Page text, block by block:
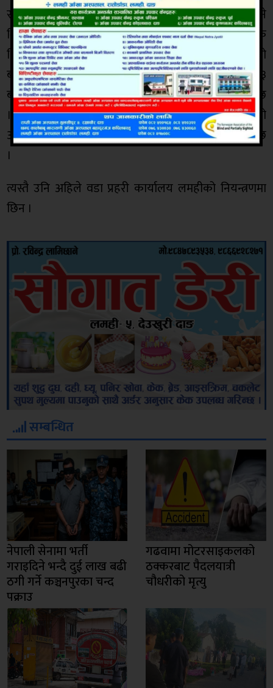
रुपमा जन्मिएको भनेर खुसी भएको बताए । उनले भने
श्रिमतीबाट घृणित घटना भयो, यस्तो सोचेकै थिएन, सब ठिक
थियो, उनलाई के भयो एक्कासी सोच्नै सकिन । घाँटी रेटिएको
बच्चा निरम र सिउकुमारको दोस्रो सन्तान हुन । उनिहरुको ३
बर्षिय अर्को छोरी पनि छन । उनको आर्थिक अबस्था कमजोर छ
। एकोहोरो छिन । धेरै कुरा सोच्न सक्दिनन् त्यसैले पनि यस्तो
अप्रिय घटना घट्यो कि भनेर समाजले आँकलन गर्न थालेको छ
।
त्यस्तै उनि अहिले वडा प्रहरी कार्यालय लमहीको नियन्त्रणमा
छिन ।
सम्बन्धित
नेपाली सेनामा भर्ती
गराइदिने भन्दै दुई लाख बढी
ठगी गर्ने कञ्चनपुरका चन्द
पक्राउ
गढवामा मोटरसाइकलको
ठक्करबाट पैदलयात्री
चौधरीको मृत्यु